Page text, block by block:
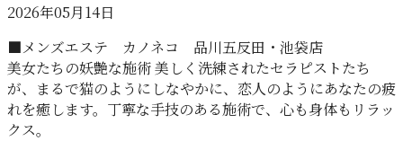
2026年05月14日
■メンズエステ カノネコ 品川五反田・池袋店
美女たちの妖艶な施術 美しく洗練されたセラピストたち
が、まるで猫のようにしなやかに、恋人のようにあなたの疲
れを癒します。丁寧な手技のある施術で、心も身体もリラッ
クス。